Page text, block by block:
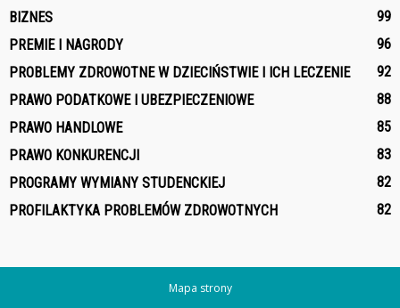
BIZNES
99
PREMIE I NAGRODY
96
PROBLEMY ZDROWOTNE W DZIECIŃSTWIE I ICH LECZENIE
92
PRAWO PODATKOWE I UBEZPIECZENIOWE
88
PRAWO HANDLOWE
85
PRAWO KONKURENCJI
83
PROGRAMY WYMIANY STUDENCKIEJ
82
PROFILAKTYKA PROBLEMÓW ZDROWOTNYCH
82
Mapa strony